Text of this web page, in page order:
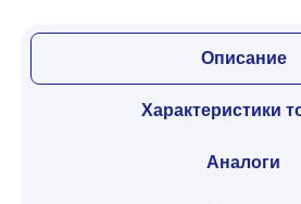
Описание
Характеристики
Аналоги